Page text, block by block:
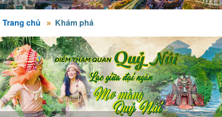
Trang chủ Khám phá